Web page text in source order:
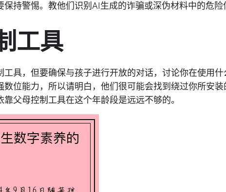
持警惕。教他们识别AI生成的诈骗或深伪材料中的危
工具
具，但要确保与孩子进行开放的对话，讨论你在使用
位能力，所以请明白，他们很可能会找到绕过你所安
父母控制工具在这个年龄段是远远不够的。